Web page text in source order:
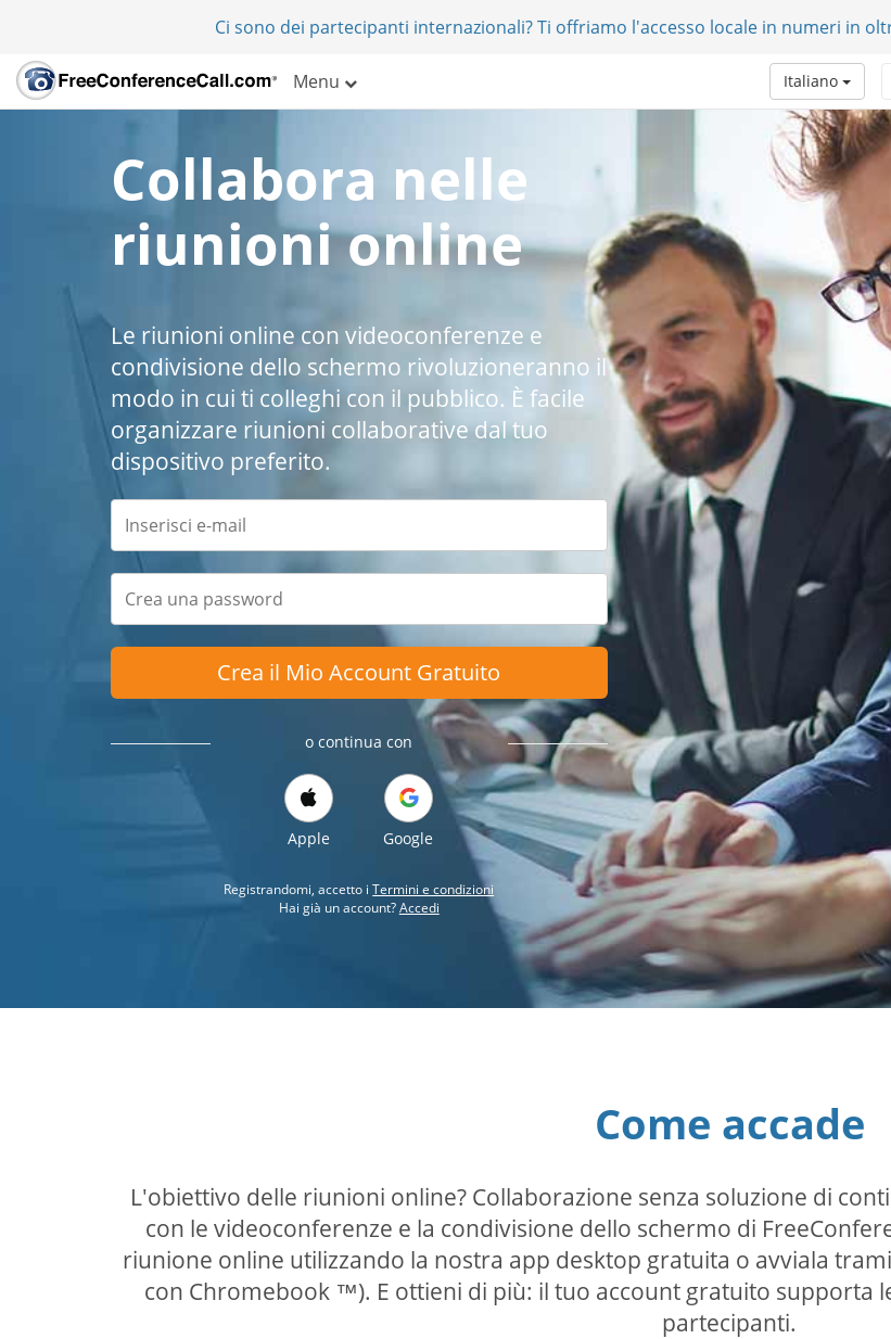
Ci sono dei partecipanti internazionali? Ti offriamo l'accesso locale in numeri in
Menu Italiano
Collabora nelle
riunioni online
Le riunioni online con videoconferenze e
condivisione dello schermo rivoluzioneranno il
modo in cui ti colleghi con il pubblico. È facile
organizzare riunioni collaborative dal tuo
dispositivo preferito.
Crea il Mio Account Gratuito
o continua con
Apple Google
Registrandomi, accetto iTermini e condizioni
Hai già un account?Accedi
Come accade
L'obiettivo delle riunioni online? Collaborazione senza soluzione di
con le videoconferenze e la condivisione dello schermo di
riunione online utilizzando la nostra app desktop gratuita o avviala
con Chromebook ™). E ottieni di più: il tuo account gratuito supporta
partecipanti.